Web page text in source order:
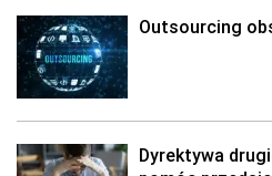
Outsourcing
Dyrektywa